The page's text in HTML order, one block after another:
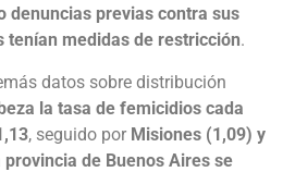
denuncias previas contra sus
tenían medidas de restricción.
datos sobre distribución
la tasa de femicidios cada
, seguido por Misiones (1,09) y
provincia de Buenos Aires se